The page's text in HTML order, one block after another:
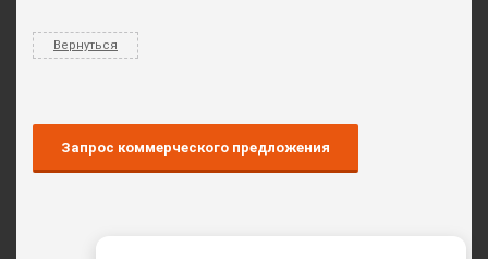
Вернуться
Запрос коммерческого предложения